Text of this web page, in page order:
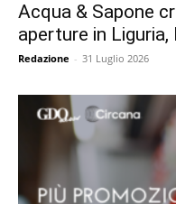
Acqua & Sapone
aperture in
Redazione - 31 Luglio 2026